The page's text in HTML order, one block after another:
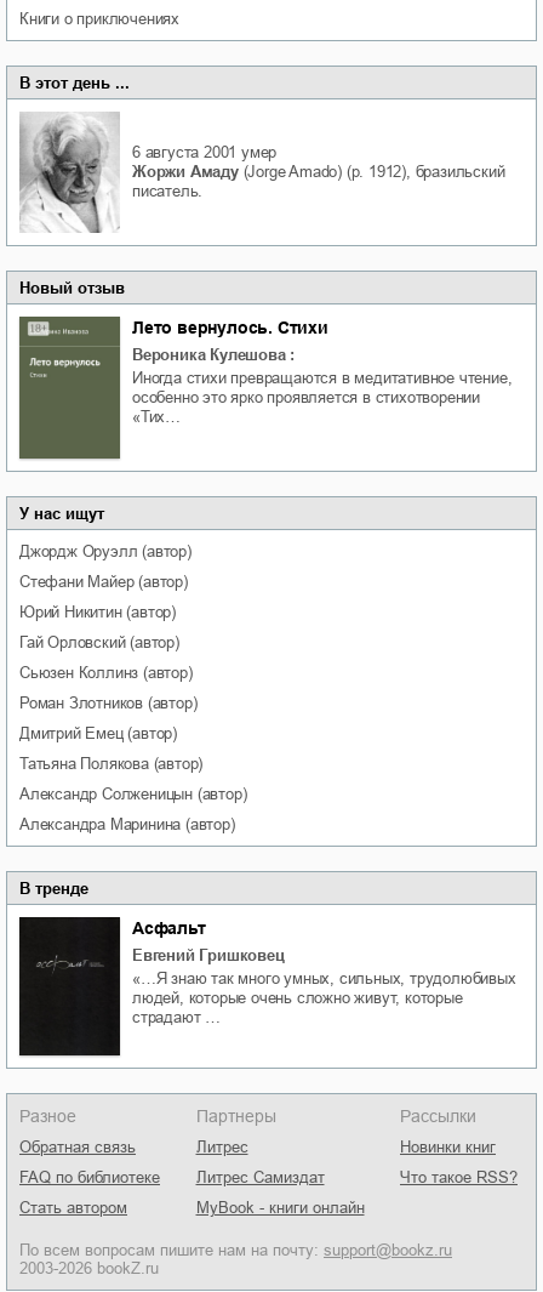
книги о приключениях
В этот день ...
6 августа 2001 умер
Жоржи Амаду(Jorge Amado) (р. 1912), бразильский
писатель.
Новый отзыв
Лето вернулось. Стихи
Вероника Кулешова :
Иногда стихи превращаются в медитативное чтение,
особенно это ярко проявляется в стихотворении
«Тих…
У нас ищут
Джордж Оруэлл (автор)
Стефани Майер(автор)
Юрий Никитин(автор)
Гай Орловский(автор)
Сьюзен Коллинз (автор)
Роман Злотников (автор)
Дмитрий Емец(автор)
Татьяна Полякова(автор)
Александр Солженицын (автор)
Александра Маринина (автор)
В тренде
Асфальт
Евгений Гришковец
«…Я знаю так много умных, сильных, трудолюбивых
людей, которые очень сложно живут, которые
страдают …
Разное
Обратная связь
FAQ по библиотеке
Стать автором
Партнеры
Литрес
Литрес Самиздат
MyBook - книги онлайн
Рассылки
Новинки книг
Что такое RSS?
По всем вопросам пишите нам на почту: support@bookz.ru
2003-2026 bookZ.ru